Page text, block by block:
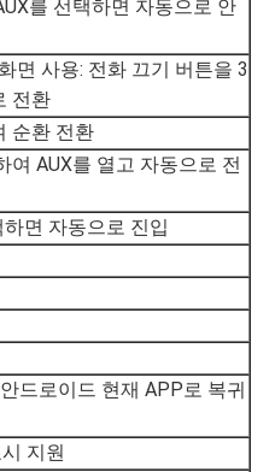
를 선택하면 자동으로 안
면 사용: 전화 끄기 버튼을 3
전환
순환 전환
여 AUX를 열고 자동으로 전
면 자동으로 진입
드로이드 현재 APP로 복귀
지원